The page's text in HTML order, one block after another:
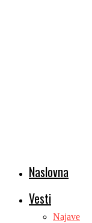
Naslovna
Vesti
Najave